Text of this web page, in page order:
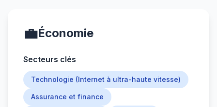
💼Économie
Secteurs clés
Technologie (Internet à ultra-haute vitesse)
Assurance et finance